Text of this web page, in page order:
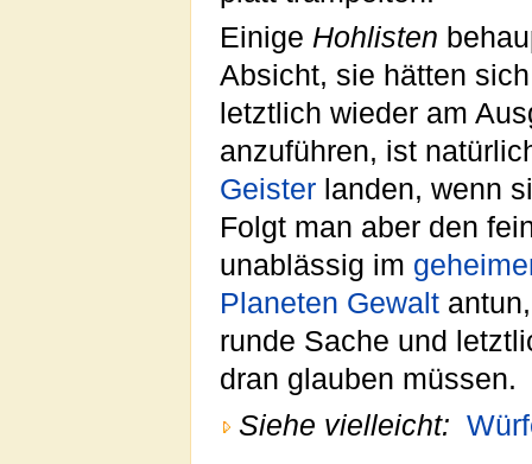
Einige Hohlisten
Absicht, sie hätten
letztlich wieder am
anzuführen, ist
Geister landen, wenn
Folgt man aber den
unablässig im
Planeten Gewalt
runde Sache und
dran glauben müssen.
Siehe vielleicht: